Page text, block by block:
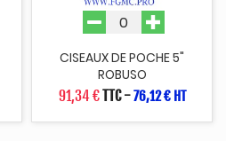
CISEAUX DE POCHE 5"
ROBUSO
91,34 €TTC-76,12 € HT